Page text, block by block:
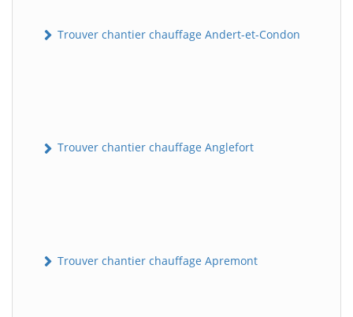
Trouver chantier chauffage Andert-et-Condon
Trouver chantier chauffage Anglefort
Trouver chantier chauffage Apremont